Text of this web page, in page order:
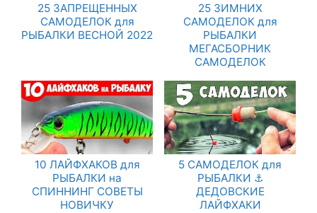
25 ЗАПРЕЩЕННЫХ
САМОДЕЛОК для
РЫБАЛКИ ВЕСНОЙ 2022
25 ЗИМНИХ
САМОДЕЛОК для
РЫБАЛКИ
МЕГАСБОРНИК
САМОДЕЛОК
10 ЛАЙФХАКОВ для
РЫБАЛКИ на
СПИННИНГ СОВЕТЫ
НОВИЧКУ
5 САМОДЕЛОК для
РЫБАЛКИ ⚓
ДЕДОВСКИЕ
ЛАЙФХАКИ